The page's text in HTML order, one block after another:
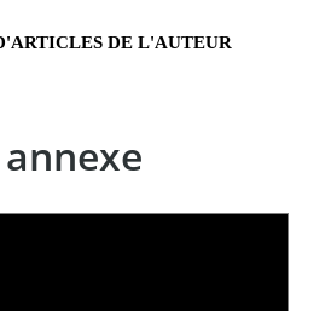
DE L'AUTEUR